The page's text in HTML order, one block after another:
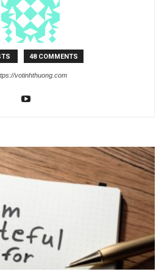
48 COMMENTS
votinhthuong.com